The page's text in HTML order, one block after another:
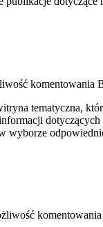
komentowania
tematyczna,
wyborze
komentowania